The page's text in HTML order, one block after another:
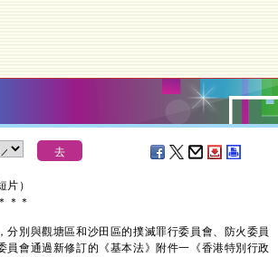
片）
＊ ＊ ＊
別與觀塘區和沙田區的撲滅罪行委員會、防火委員
會通過新修訂的《基本法》附件一《香港特別行政